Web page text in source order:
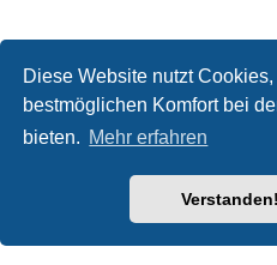
Diese Website nutzt
bestmöglichen Komfort bei
bieten. Mehr erfahren
Verstanden!